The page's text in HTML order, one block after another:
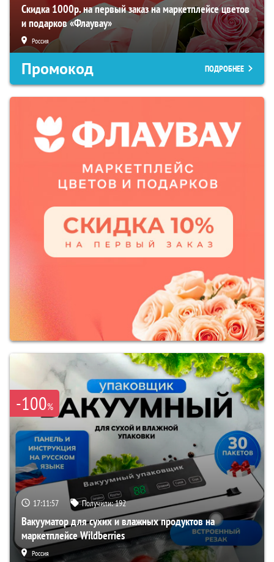
Скидка 1000р. на первый заказ на маркетплейсе цветов
и подарков «Флаувау»
Россия
Промокод ПОДРОБНЕЕ
-100%
17:11:56 Получили:192
Вакууматор для сухих и влажных продуктов на
маркетплейсе Wildberries
Россия